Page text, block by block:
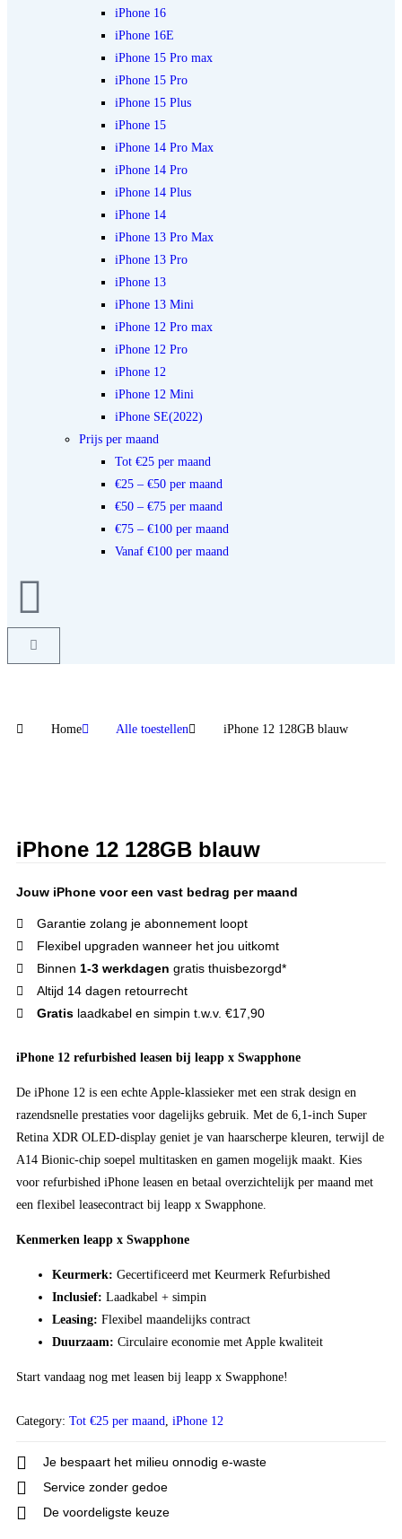
iPhone 16
iPhone 16E
iPhone 15 Pro max
iPhone 15 Pro
iPhone 15 Plus
iPhone 15
iPhone 14 Pro Max
iPhone 14 Pro
iPhone 14 Plus
iPhone 14
iPhone 13 Pro Max
iPhone 13 Pro
iPhone 13
iPhone 13 Mini
iPhone 12 Pro max
iPhone 12 Pro
iPhone 12
iPhone 12 Mini
iPhone SE(2022)
Prijs per maand
Tot €25 per maand
€25 – €50 per maand
€50 – €75 per maand
€75 – €100 per maand
Vanaf €100 per maand
Home Alle toestellen iPhone 12 128GB blauw
iPhone 12 128GB blauw
Jouw iPhone voor een vast bedrag per maand
Garantie zolang je abonnement loopt
Flexibel upgraden wanneer het jou uitkomt
Binnen 1-3 werkdagen gratis thuisbezorgd*
Altijd 14 dagen retourrecht
Gratislaadkabel en simpin t.w.v. €17,90
iPhone 12 refurbished leasen bij leapp x Swapphone
De iPhone 12 is een echte Apple-klassieker met een strak design en
razendsnelle prestaties voor dagelijks gebruik. Met de 6,1-inch Super
Retina XDR OLED-display geniet je van haarscherpe kleuren, terwijl de
A14 Bionic-chip soepel multitasken en gamen mogelijk maakt. Kies
voor refurbished iPhone leasen en betaal overzichtelijk per maand met
een flexibel leasecontract bij leapp x Swapphone.
Kenmerken leapp x Swapphone
Keurmerk: Gecertificeerd met Keurmerk Refurbished
Inclusief: Laadkabel + simpin
Leasing: Flexibel maandelijks contract
Duurzaam: Circulaire economie met Apple kwaliteit
Start vandaag nog met leasen bij leapp x Swapphone!
Category: Tot €25 per maand, iPhone 12
Je bespaart het milieu onnodig e-waste
Service zonder gedoe
De voordeligste keuze